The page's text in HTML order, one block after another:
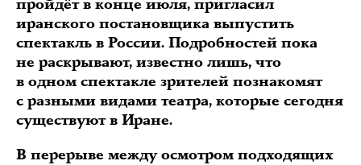
пройдёт в конце июля, пригласил
иранского постановщика выпустить
спектакль в России. Подробностей пока
не раскрывают, известно лишь, что
в одном спектакле зрителей познакомят
с разными видами театра, которые сегодня
существуют в Иране.
В перерыве между осмотром подходящих